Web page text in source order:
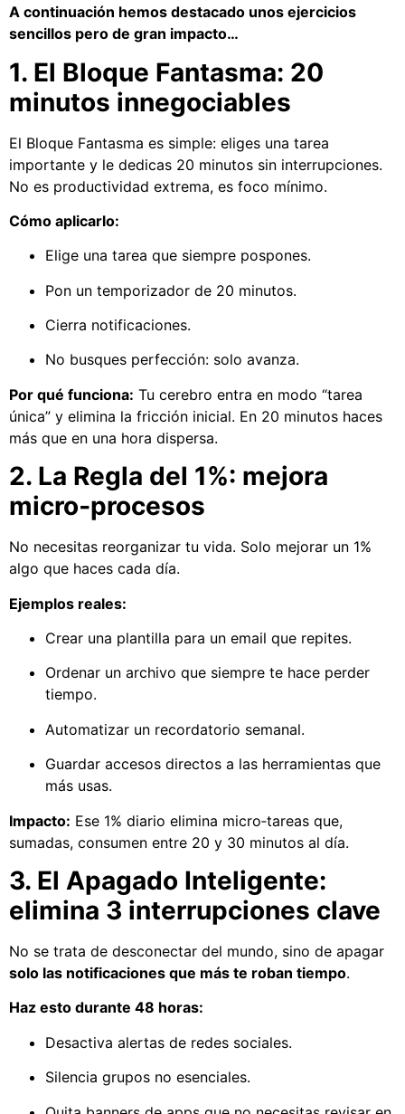
A continuación hemos destacado unos ejercicios
sencillos pero de gran impacto…
1. El Bloque Fantasma: 20
minutos innegociables
El Bloque Fantasma es simple: eliges una tarea
importante y le dedicas 20 minutos sin interrupciones.
No es productividad extrema, es foco mínimo.
Cómo aplicarlo:
Elige una tarea que siempre pospones.
Pon un temporizador de 20 minutos.
Cierra notificaciones.
No busques perfección: solo avanza.
Por qué funciona: Tu cerebro entra en modo “tarea
única” y elimina la fricción inicial. En 20 minutos haces
más que en una hora dispersa.
2. La Regla del 1%: mejora
micro‑procesos
No necesitas reorganizar tu vida. Solo mejorar un 1%
algo que haces cada día.
Ejemplos reales:
Crear una plantilla para un email que repites.
Ordenar un archivo que siempre te hace perder
tiempo.
Automatizar un recordatorio semanal.
Guardar accesos directos a las herramientas que
más usas.
Impacto: Ese 1% diario elimina micro‑tareas que,
sumadas, consumen entre 20 y 30 minutos al día.
3. El Apagado Inteligente:
elimina 3 interrupciones clave
No se trata de desconectar del mundo, sino de apagar
solo las notificaciones que más te roban tiempo.
Haz esto durante 48 horas:
Desactiva alertas de redes sociales.
Silencia grupos no esenciales.